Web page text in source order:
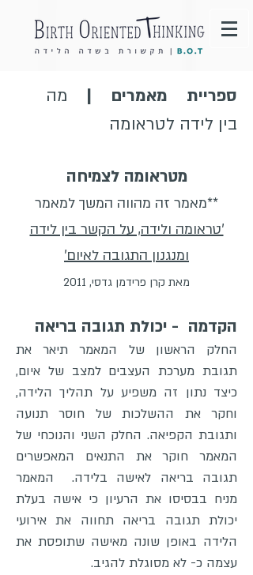
ספריית מאמרים | מה
בין לידה לטראומה
מטראומה לצמיחה
**מאמר זה מהווה המשך למאמר
'טראומה ולידה, על הקשר בין לידה
ומנגנון התגובה לאיום'
מאת קרן פרידמן גדסי, 2011
הקדמה - יכולת תגובה בריאה
החלק הראשון של המאמר תיאר את
תגובת מערכת העצבים למצב של איום,
כיצד נתון זה משפיע על תהליך הלידה,
וחקר את ההשלכות של חוסר תנועה
ותגובת הקפיאה. החלק השני והנוכחי של
המאמר חוקר את התנאים המאפשרים
תגובה בריאה לאישה בלידה. המאמר
מניח בבסיסו את הרעיון כי אישה בעלת
יכולת תגובה בריאה תחווה את אירועי
הלידה באופן שונה מאישה שתופסת את
עצמה כ- לא מסוגלת להגיב.